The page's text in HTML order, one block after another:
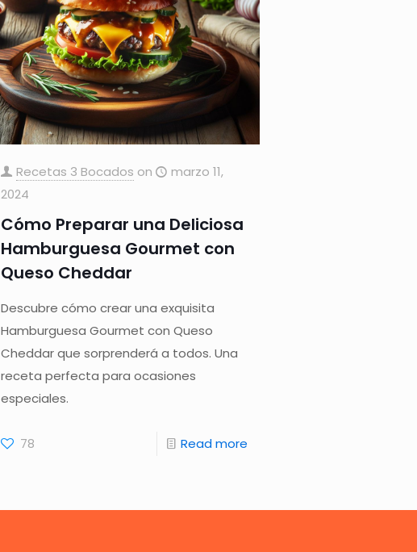
Recetas 3 Bocados on
marzo 11,
2024
Cómo Preparar una Deliciosa
Hamburguesa Gourmet con
Queso Cheddar
Descubre cómo crear una exquisita
Hamburguesa Gourmet con Queso
Cheddar que sorprenderá a todos. Una
receta perfecta para ocasiones
especiales.
78 Read more